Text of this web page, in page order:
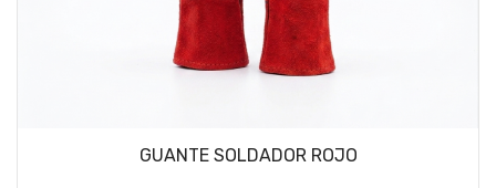
GUANTE SOLDADOR ROJO